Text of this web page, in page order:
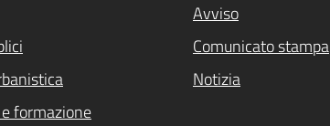
formazione
Avviso
Comunicato stampa
Notizia